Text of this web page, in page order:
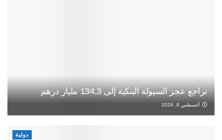
تراجع عجز السيولة البنكية إلى 134,3 مليار درهم
أغسطس 8, 2026
دولية